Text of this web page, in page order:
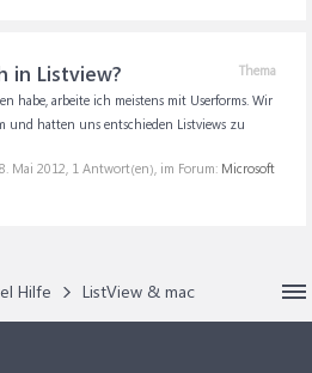
Thema
in Listview?
habe, arbeite ich meistens mit Userforms. Wir
und hatten uns entschieden Listviews zu
8. Mai 2012, 1 Antwort(en), im Forum: Microsoft
Hilfe ListView & mac